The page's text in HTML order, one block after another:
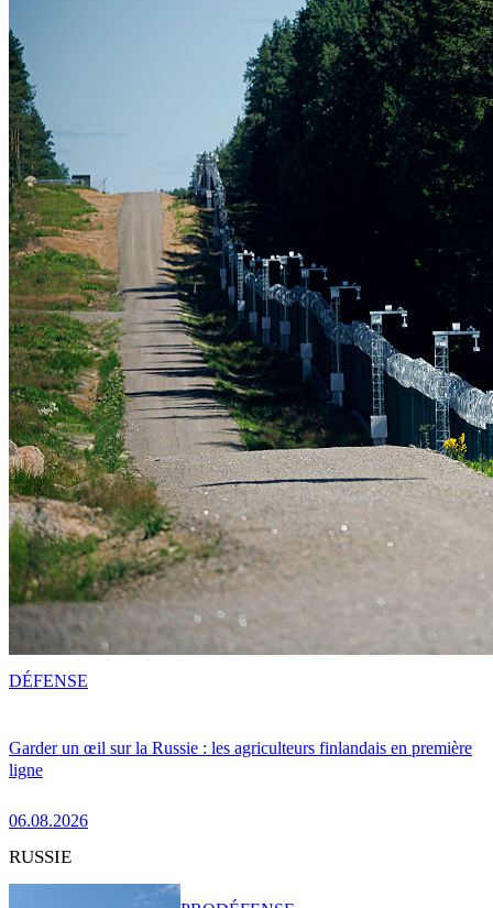
Garder un œil sur la Russie : les agriculteurs finlandais en première
ligne
06.08.2026
DÉFENSE
RUSSIE